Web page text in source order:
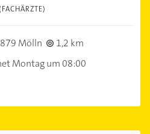
Mölln
1,2 km
Montag um 08:00